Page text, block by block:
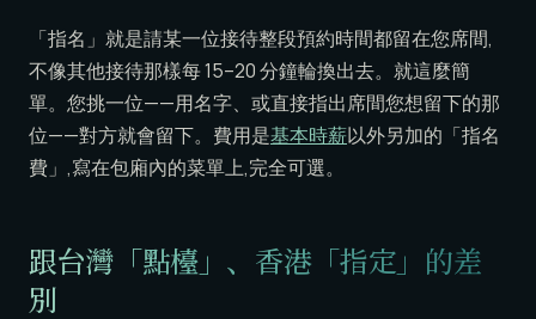
「指名」就是請某一位接待整段預約時間都留在您席間,
不像其他接待那樣每 15–20 分鐘輪換出去。就這麼簡
單。您挑一位——用名字、或直接指出席間您想留下的那
位——對方就會留下。費用是基本時薪以外另加的「指名
費」,寫在包廂內的菜單上,完全可選。
跟台灣「點檯」、香港「指定」的差
別